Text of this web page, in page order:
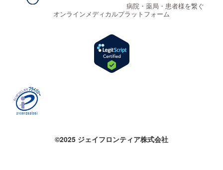
病院・薬局・患者様を繋ぐ
オンラインメディカルプラットフォーム
©2025 ジェイフロンティア株式会社